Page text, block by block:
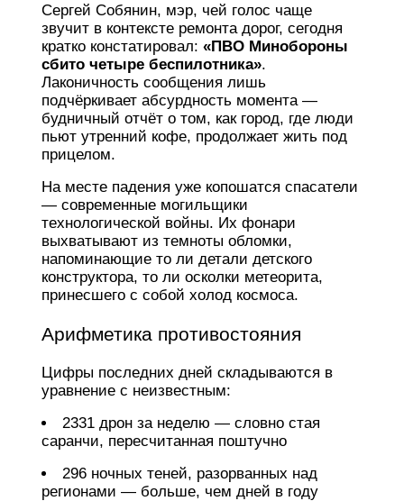
Сергей Собянин, мэр, чей голос чаще
звучит в контексте ремонта дорог, сегодня
кратко констатировал: «ПВО Минобороны
сбито четыре беспилотника».
Лаконичность сообщения лишь
подчёркивает абсурдность момента —
будничный отчёт о том, как город, где люди
пьют утренний кофе, продолжает жить под
прицелом.
На месте падения уже копошатся спасатели
— современные могильщики
технологической войны. Их фонари
выхватывают из темноты обломки,
напоминающие то ли детали детского
конструктора, то ли осколки метеорита,
принесшего с собой холод космоса.
Арифметика противостояния
Цифры последних дней складываются в
уравнение с неизвестным:
2331 дрон за неделю — словно стая
саранчи, пересчитанная поштучно
296 ночных теней, разорванных над
регионами — больше, чем дней в году